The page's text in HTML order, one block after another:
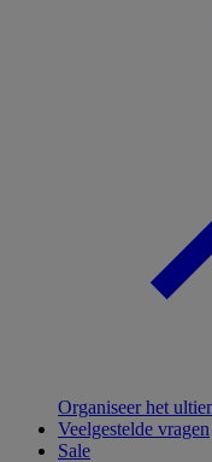
Organiseer het
Veelgestelde vragen
Sale